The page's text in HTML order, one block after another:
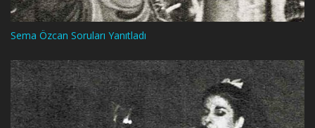
Sema Özcan Soruları Yanıtladı